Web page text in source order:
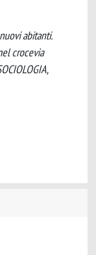
abitanti.
crocevia